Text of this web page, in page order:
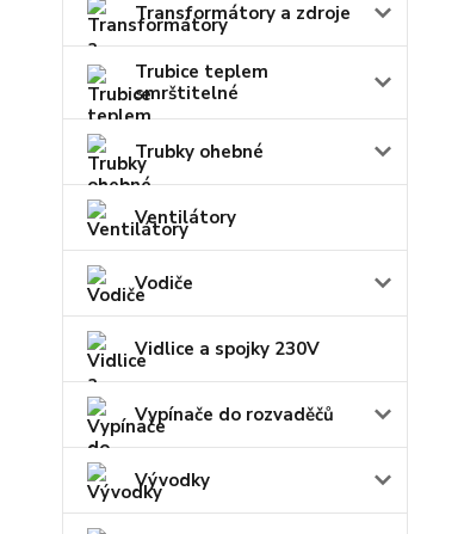
Transformátory a zdroje
Trubice teplem
smrštitelné
Trubky ohebné
Ventilátory
Vodiče
Vidlice a spojky 230V
Vypínače do rozvaděčů
Vývodky